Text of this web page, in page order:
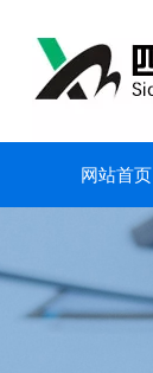
网站首页